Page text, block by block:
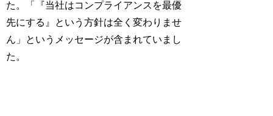
た。「『当社はコンプライアンスを最優
先にする』という方針は全く変わりませ
ん」というメッセージが含まれていまし
た。